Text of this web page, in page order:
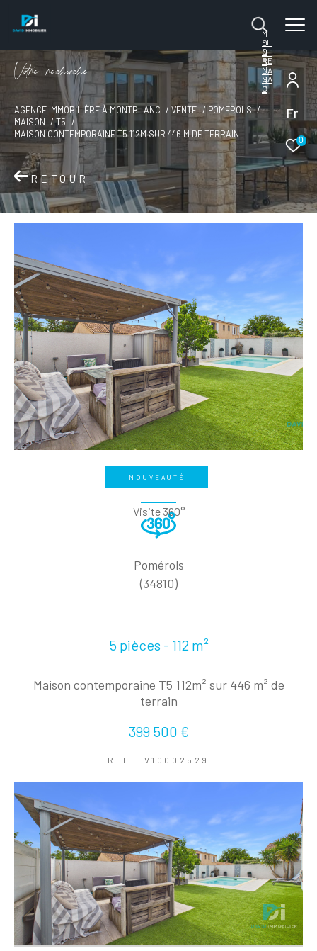
Fr
0
M
O
NT
B
LA
N
C
FL
O
RE
N
SA
C
Vore recece
AGENCE IMMOBILIÈRE À MONTBLANC VENTE
POMEROLS
MAISON
T5
MAISON CONTEMPORAINE T5 112M SUR 446 M DE TERRAIN
RETOUR
NOUVEAUTÉ
Visite 360°
Pomérols
(34810)
5 pièces - 112 m²
Maison contemporaine T5 112m² sur 446 m² de
terrain
399 500 €
REF : V10002529